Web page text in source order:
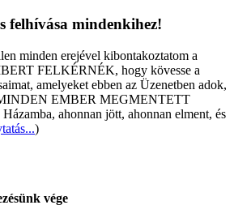
felhívása mindenkihez!
minden erejével kibontakoztatom a
FELKÉRNÉK, hogy kövesse a
amelyeket ebben az Üzenetben adok,
EMBER MEGMENTETT
ahonnan jött, ahonnan elment, és
)
vége